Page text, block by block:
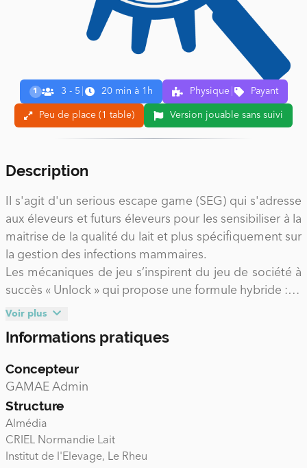
1 3 - 5 20 min à 1h Physique Payant
Peu de place (1 table) Version jouable sans suivi
Description
Il s'agit d'un serious escape game (SEG) qui s'adresse
aux éleveurs et futurs éleveurs pour les sensibiliser à la
maitrise de la qualité du lait et plus spécifiquement sur
la gestion des infections mammaires.
Les mécaniques de jeu s’inspirent du jeu de société à
succès « Unlock » qui propose une formule hybride :
Des cartes physiques d’un côté,
Ces deux composantes sont étroitement liées et il est
impossible de terminer le jeu, c’est-à-dire d’aller
jusqu’à l’énigme finale, sans utiliser les deux en
(interaction avec les cartes), soit digitales (interaction
avec l’application). Les énigmes proposées se
Voir plus
Informations pratiques
Concepteur
GAMAE Admin
Structure
Almédia
CRIEL Normandie Lait
Institut de l'Elevage, Le Rheu